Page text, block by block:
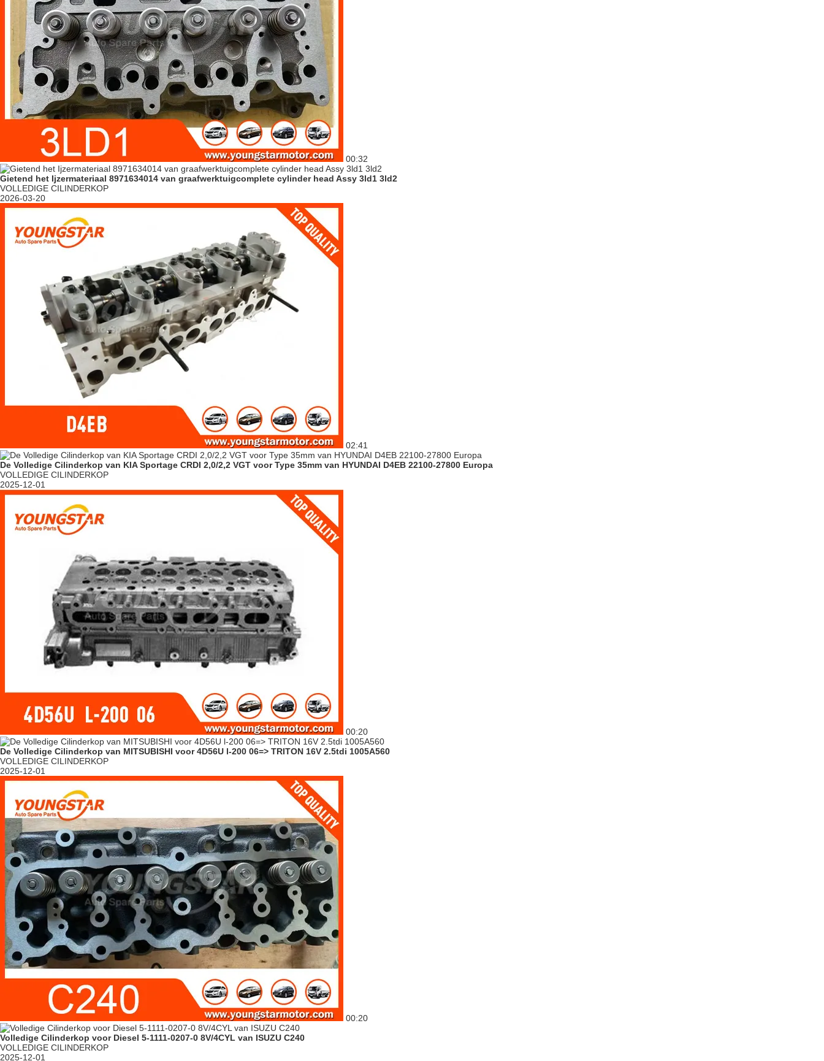
00:32
Gietend het Ijzermateriaal 8971634014 van graafwerktuigcomplete cylinder head Assy 3ld1 3ld2
VOLLEDIGE CILINDERKOP
2026-03-20
02:41
De Volledige Cilinderkop van KIA Sportage CRDI 2,0/2,2 VGT voor Type 35mm van HYUNDAI D4EB 22100-27800 Europa
VOLLEDIGE CILINDERKOP
2025-12-01
00:20
De Volledige Cilinderkop van MITSUBISHI voor 4D56U l-200 06=> TRITON 16V 2.5tdi 1005A560
VOLLEDIGE CILINDERKOP
2025-12-01
00:20
Volledige Cilinderkop voor Diesel 5-1111-0207-0 8V/4CYL van ISUZU C240
VOLLEDIGE CILINDERKOP
2025-12-01